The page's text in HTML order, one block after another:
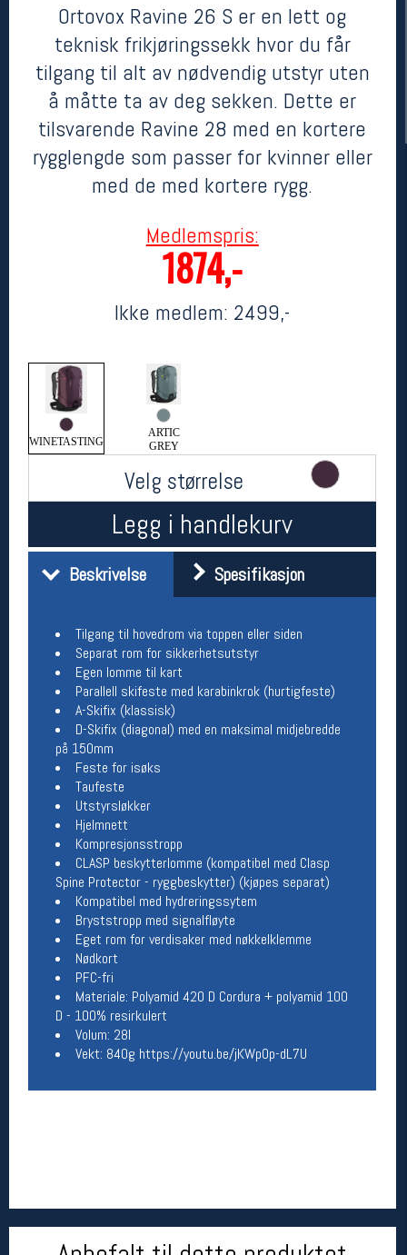
Ortovox Ravine 26 S er en lett og
teknisk frikjøringssekk hvor du får
tilgang til alt av nødvendig utstyr uten
å måtte ta av deg sekken. Dette er
tilsvarende Ravine 28 med en kortere
rygglengde som passer for kvinner eller
med de med kortere rygg.
Medlemspris:
1874,-
Ikke medlem: 2499,-
WINETASTING
ARTIC
GREY
Velg størrelse
Legg i handlekurv
Beskrivelse Spesifikasjon
Tilgang til hovedrom via toppen eller siden
Separat rom for sikkerhetsutstyr
Egen lomme til kart
Parallell skifeste med karabinkrok (hurtigfeste)
A-Skifix (klassisk)
D-Skifix (diagonal) med en maksimal midjebredde
på 150mm
Feste for isøks
Taufeste
Utstyrsløkker
Hjelmnett
Kompresjonsstropp
CLASP beskytterlomme (kompatibel med Clasp
Spine Protector - ryggbeskytter) (kjøpes separat)
Kompatibel med hydreringssytem
Bryststropp med signalfløyte
Eget rom for verdisaker med nøkkelklemme
Nødkort
PFC-fri
Materiale: Polyamid 420 D Cordura + polyamid 100
D - 100% resirkulert
Volum: 28l
Vekt: 840g https://youtu.be/jKWpOp-dL7U
Her finner du oss
Vis i kart
Om oss
Kontakt oss
Åpningstider butikk
11-18
Lørdag:
11-16
Team Oslo Sportslager
Medlemstilbud og aktiviteter
MELD DEG INN GRATIS
Åpningstider verkstedet
Man-Fredag:
11-18
Lørdag:
Om verkstedet
For å bestille time må du logge inn i
nettbutikken og trykke på den nederste blå
linjen
Betingelser
Salgsbetingelser
Personsvernerklæring
Informasjonskapsler
Bærekraft
Org. nr: 976754360
Ledige stillinger